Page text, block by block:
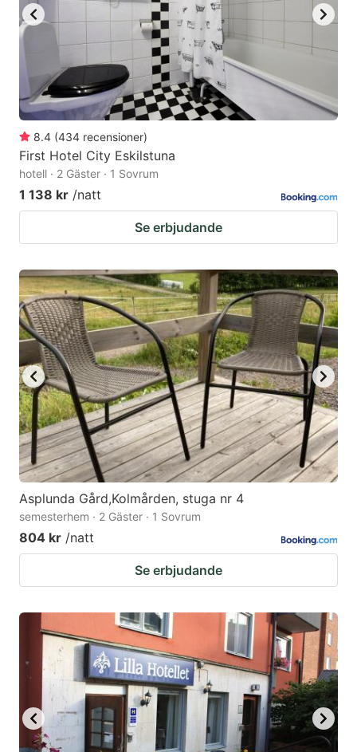
8.4 (434 recensioner)
First Hotel City Eskilstuna
hotell · 2 Gäster · 1 Sovrum
1 138 kr /natt
Se erbjudande
Asplunda Gård,Kolmården, stuga nr 4
semesterhem · 2 Gäster · 1 Sovrum
804 kr /natt
Se erbjudande